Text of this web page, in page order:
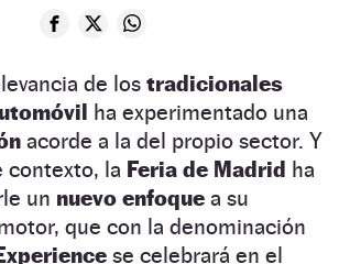
de los tradicionales
ha experimentado una
acorde a la del propio sector. Y
contexto, la Feria de Madrid ha
un nuevo enfoque a su
que con la denominación
se celebrará en el